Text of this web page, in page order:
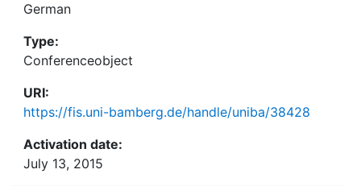
German
Type:
Conferenceobject
URI:
https://fis.uni-bamberg.de/handle/uniba/38428
Activation date:
July 13, 2015